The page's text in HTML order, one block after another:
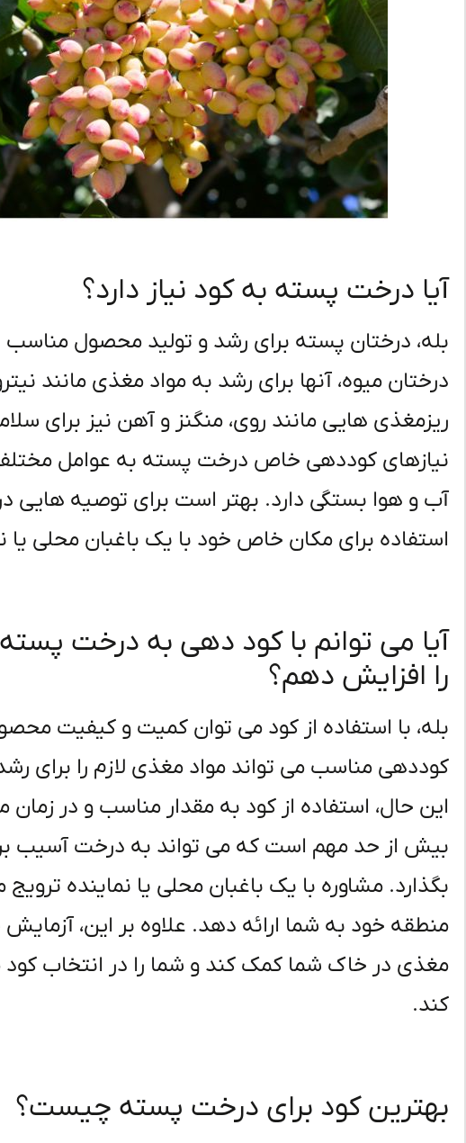
آیا درخت پسته به کود نیاز دارد؟
بله، درختان پسته برای رشد و تولید محصول مناسب
درختان میوه، آنها برای رشد به مواد مغذی مانند
ریزمغذی هایی مانند روی، منگنز و آهن نیز برای
نیازهای کوددهی خاص درخت پسته به عوامل
آب و هوا بستگی دارد. بهتر است برای توصیه هایی
استفاده برای مکان خاص خود با یک باغبان محلی یا
آیا می توانم با کود دهی به درخت
را افزایش دهم؟
بله، با استفاده از کود می توان کمیت و کیفیت
کوددهی مناسب می تواند مواد مغذی لازم را برای
این حال، استفاده از کود به مقدار مناسب و در
بیش از حد مهم است که می تواند به درخت آسیب
بگذارد. مشاوره با یک باغبان محلی یا نماینده
منطقه خود به شما ارائه دهد. علاوه بر این،
مغذی در خاک شما کمک کند و شما را در انتخاب کود
کند.
بهترین کود برای درخت پسته چیست؟